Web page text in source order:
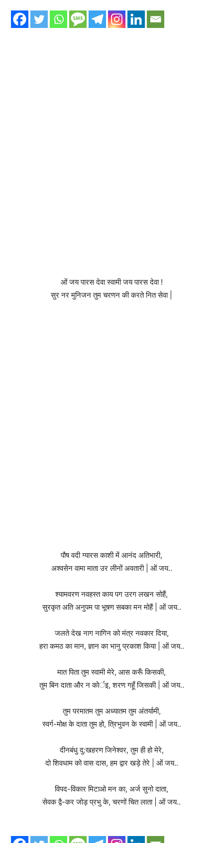
ओं जय पारस देवा स्वामी जय पारस देवा !
सुर नर मुनिजन तुम चरणन की करते नित सेवा |
पौष वदी ग्यारस काशी में आनंद अतिभारी,
अश्वसेन वामा माता उर लीनों अवतारी | ओं जय..
श्यामवरण नवहस्त काय पग उरग लखन सोहैं,
सुरकृत अति अनुपम पा भूषण सबका मन मोहैं | ओं जय..
जलते देख नाग नागिन को मंत्र नवकार दिया,
हरा कमठ का मान, ज्ञान का भानु प्रकाश किया | ओं जय..
मात पिता तुम स्वामी मेरे, आस करूँ किसकी,
तुम बिन दाता और न कोर्इ, शरण गहूँ जिसकी | ओं जय..
तुम परमातम तुम अध्यातम तुम अंतर्यामी,
स्वर्ग-मोक्ष के दाता तुम हो, त्रिभुवन के स्वामी | ओं जय..
दीनबंधु दु:खहरण जिनेश्वर, तुम ही हो मेरे,
दो शिवधाम को वास दास, हम द्वार खड़े तेरे | ओं जय..
विपद-विकार मिटाओ मन का, अर्ज सुनो दाता,
सेवक द्वै-कर जोड़ प्रभु के, चरणों चित लाता | ओं जय..